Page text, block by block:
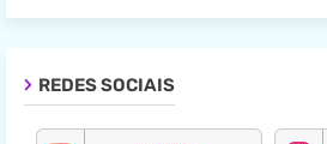
REDES SOCIAIS